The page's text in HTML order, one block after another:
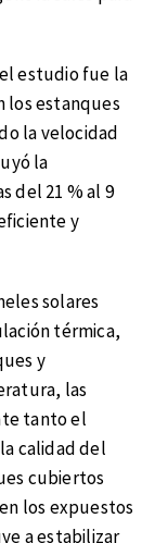
estudio fue la
los estanques
la velocidad
la
del 21 % al 9
y
solares
térmica,
y
las
tanto el
calidad del
cubiertos
los expuestos
a estabilizar